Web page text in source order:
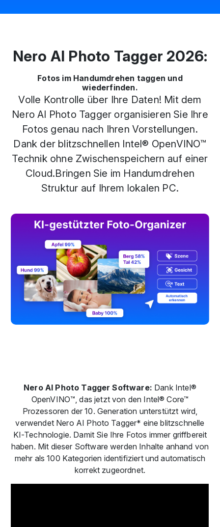
Nero AI Photo Tagger 2026:
Fotos im Handumdrehen taggen und
wiederfinden.
Volle Kontrolle über Ihre Daten! Mit dem
Nero AI Photo Tagger organisieren Sie Ihre
Fotos genau nach Ihren Vorstellungen.
Dank der blitzschnellen Intel® OpenVINO™
Technik ohne Zwischenspeichern auf einer
Cloud.Bringen Sie im Handumdrehen
Struktur auf Ihrem lokalen PC.
Previous
Nero AI Photo Tagger Software: Dank Intel®
OpenVINO™, das jetzt von den Intel® Core™
Prozessoren der 10. Generation unterstützt wird,
verwendet Nero AI Photo Tagger* eine blitzschnelle
KI-Technologie. Damit Sie Ihre Fotos immer griffbereit
haben. Mit dieser Software werden Inhalte anhand von
mehr als 100 Kategorien identifiziert und automatisch
korrekt zugeordnet.